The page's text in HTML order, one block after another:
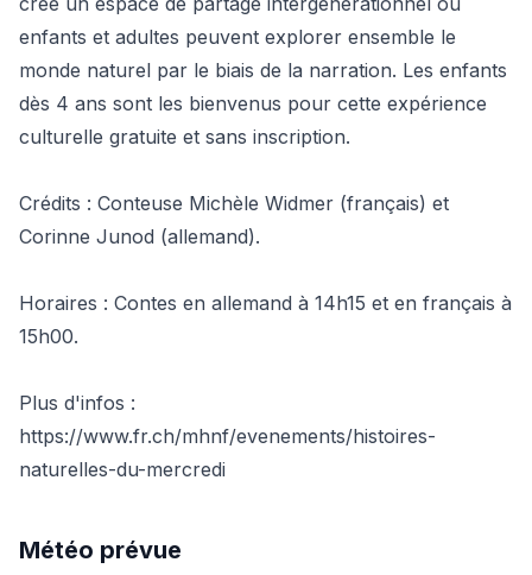
enfants et adultes peuvent explorer ensemble le
monde naturel par le biais de la narration. Les enfants
dès 4 ans sont les bienvenus pour cette expérience
culturelle gratuite et sans inscription.
Crédits : Conteuse Michèle Widmer (français) et
Corinne Junod (allemand).
Horaires : Contes en allemand à 14h15 et en français à
15h00.
Plus d'infos :
https://www.fr.ch/mhnf/evenements/histoires-
naturelles-du-mercredi
Météo prévue